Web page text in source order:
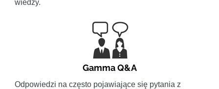
wiedzy.
Gamma Q&A
Odpowiedzi na często pojawiające się pytania z